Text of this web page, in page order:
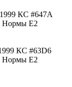
КС #647A
Нормы Е2
КС #63D6
Нормы Е2